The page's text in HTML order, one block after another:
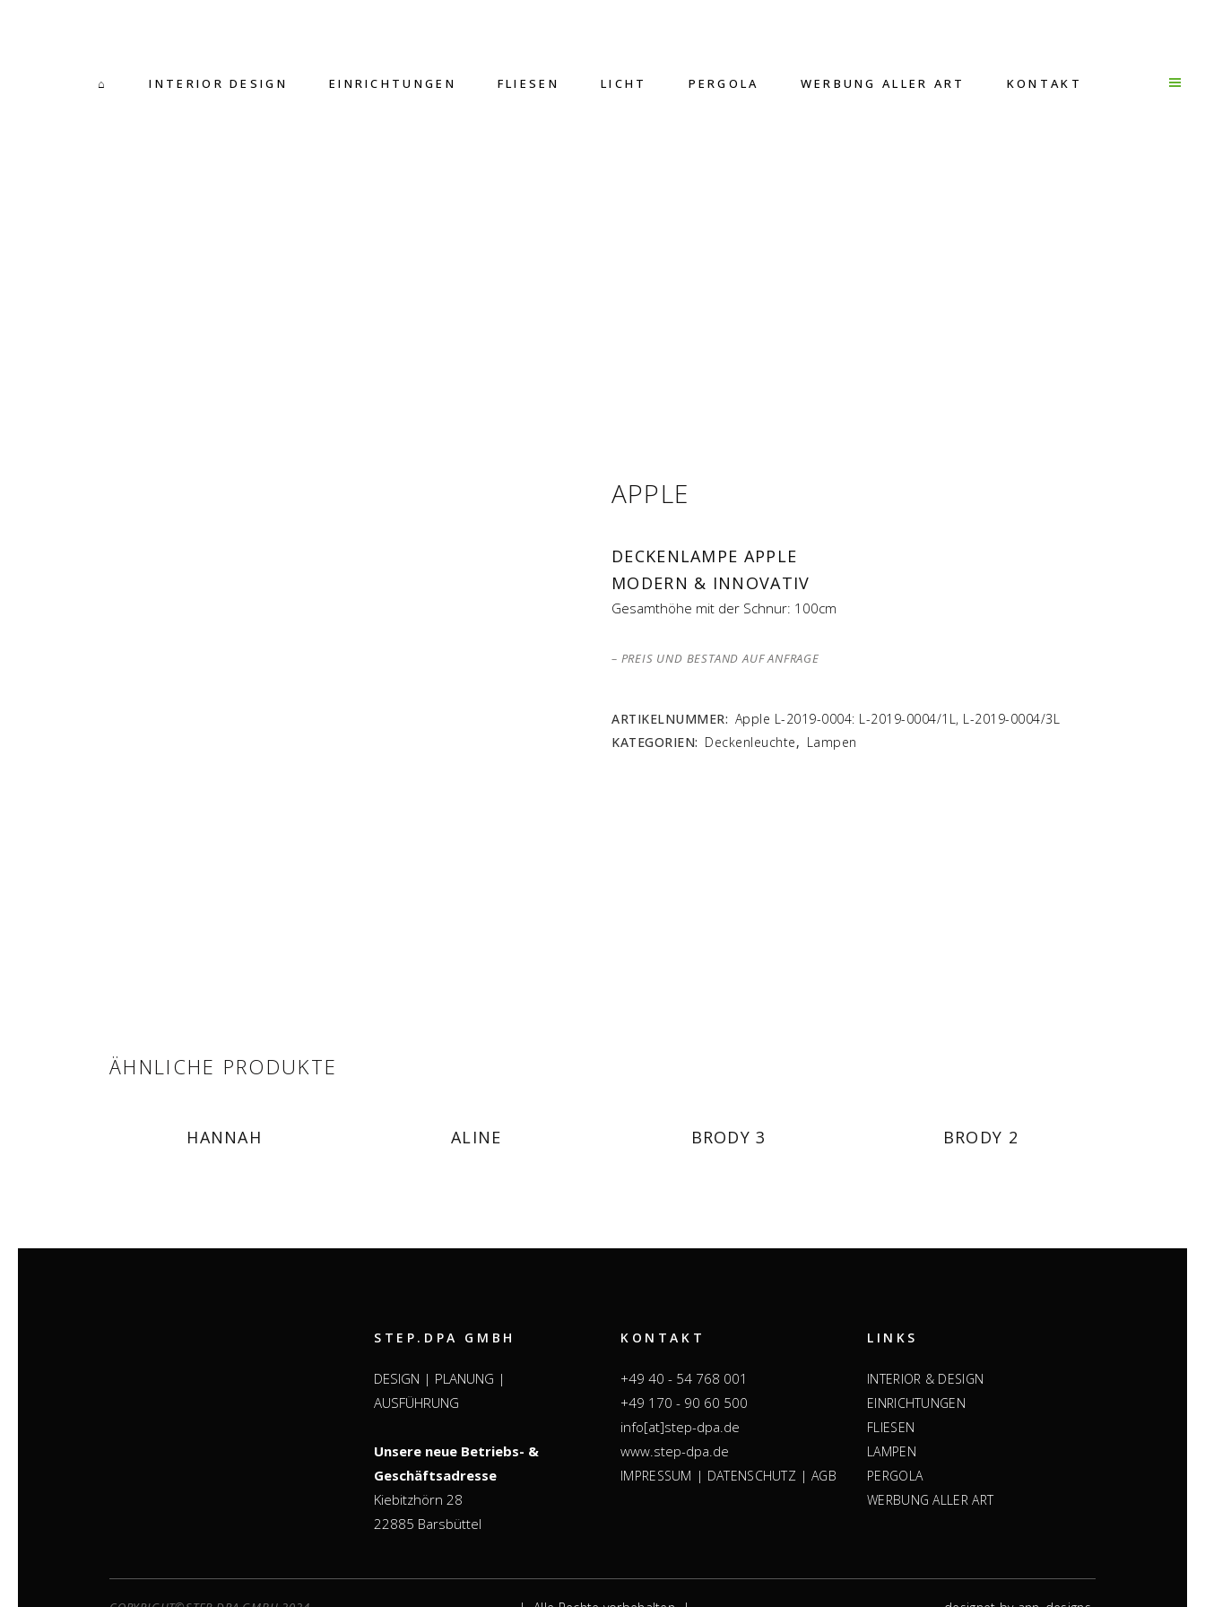
⌂ INTERIOR DESIGN EINRICHTUNGEN FLIESEN LICHT PERGOLA WERBUNG ALLER ART KONTAKT
APPLE
DECKENLAMPE APPLE
MODERN & INNOVATIV
Gesamthöhe mit der Schnur: 100cm
– PREIS UND BESTAND AUF ANFRAGE
ARTIKELNUMMER: Apple L-2019-0004: L-2019-0004/1L, L-2019-0004/3L
KATEGORIEN: Deckenleuchte, Lampen
ÄHNLICHE PRODUKTE
HANNAH ALINE BRODY 3 BRODY 2
STEP.DPA GMBH
DESIGN | PLANUNG |
AUSFÜHRUNG
Unsere neue Betriebs- &
Geschäftsadresse
Kiebitzhörn 28
22885 Barsbüttel
KONTAKT
+49 40 - 54 768 001
+49 170 - 90 60 500
info[at]step-dpa.de
www.step-dpa.de
IMPRESSUM | DATENSCHUTZ |AGB
LINKS
INTERIOR & DESIGN
EINRICHTUNGEN
FLIESEN
LAMPEN
PERGOLA
WERBUNG ALLER ART